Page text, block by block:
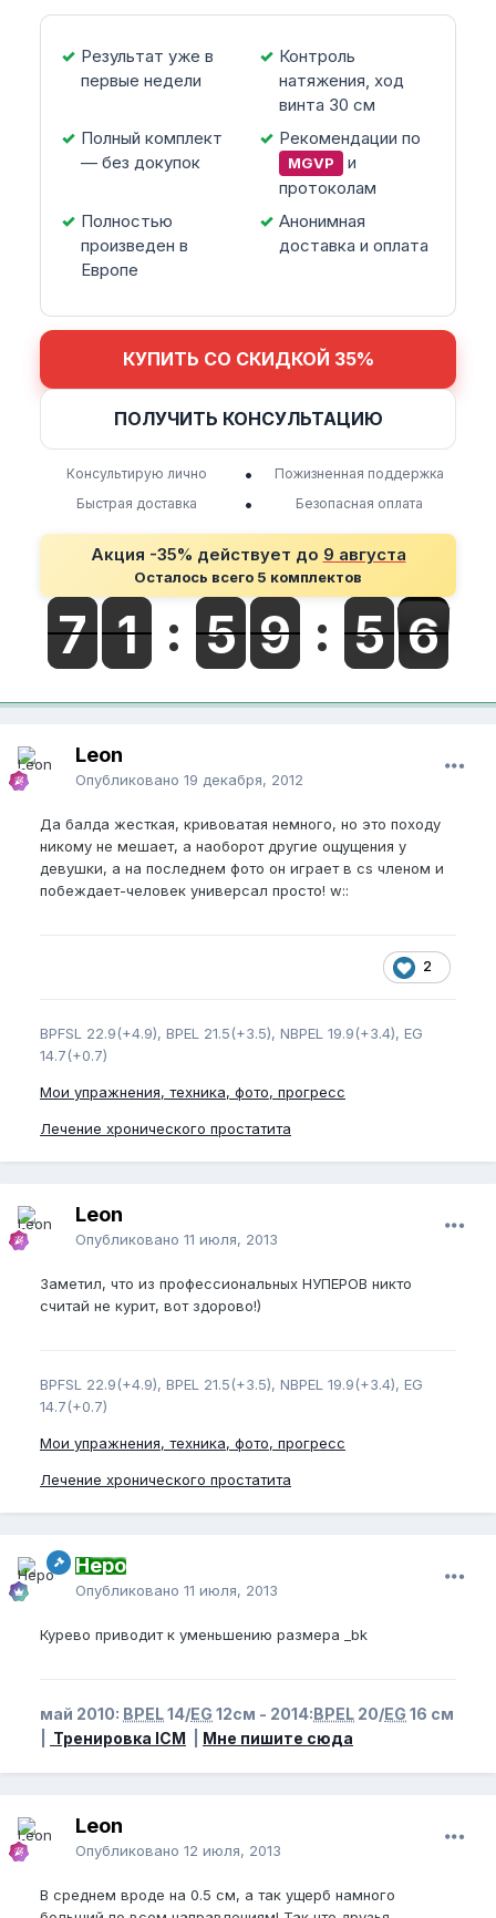
Результат уже в
первые недели
Контроль
натяжения, ход
винта 30 см
Полный комплект
— без докупок
Рекомендации по
MGVP
и
протоколам
Полностью
произведен в
Европе
Анонимная
доставка и оплата
КУПИТЬ СО СКИДКОЙ 35%
ПОЛУЧИТЬ КОНСУЛЬТАЦИЮ
Консультирую лично •
Пожизненная поддержка
Быстрая доставка
• Безопасная оплата
Акция -35% действует до 9 августа
Осталось всего 5 комплектов
Leon
Опубликовано 19 декабря, 2012
Да балда жесткая, кривоватая немного, но это походу
никому не мешает, а наоборот другие ощущения у
девушки, а на последнем фото он играет в cs членом и
побеждает-человек универсал просто! w::
2
BPFSL 22.9(+4.9), BPEL 21.5(+3.5), NBPEL 19.9(+3.4), EG
14.7(+0.7)
Мои упражнения, техника, фото, прогресс
Лечение хронического простатита
Leon
Опубликовано 11 июля, 2013
Заметил, что из профессиональных НУПЕРОВ никто
считай не курит, вот здорово!)
BPFSL 22.9(+4.9), BPEL 21.5(+3.5), NBPEL 19.9(+3.4), EG
14.7(+0.7)
Мои упражнения, техника, фото, прогресс
Лечение хронического простатита
Неро
Опубликовано 11 июля, 2013
Курево приводит к уменьшению размера _bk
май 2010: BPEL14/EG 12см - 2014:BPEL 20/EG 16 см
Тренировка ICM Мне пишите сюда
Leon
Опубликовано 12 июля, 2013
В среднем вроде на 0.5 см, а так ущерб намного